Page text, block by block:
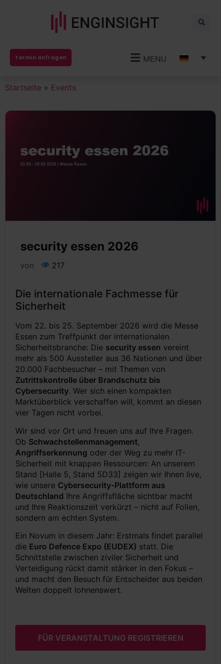
Termin anfragen MENU
Startseite » Events
security essen 2026
von 217
Die internationale Fachmesse für
Sicherheit
Vom 22. bis 25. September 2026 wird die Messe
Essen zum Treffpunkt der internationalen
Sicherheitsbranche: Die security essen vereint
mehr als 500 Aussteller aus 36 Nationen und über
20.000 Fachbesucher – mit Themen von
Zutrittskontrolle über Brandschutz bis
Cybersecurity. Wer sich einen kompakten
Marktüberblick verschaffen will, kommt an diesen
vier Tagen nicht vorbei.
Wir sind vor Ort und freuen uns auf Ihre Fragen.
Ob Schwachstellenmanagement,
Angriffserkennung oder der Weg zu mehr IT-
Sicherheit mit knappen Ressourcen: An unserem
Stand [Halle 5, Stand 5D33] zeigen wir Ihnen live,
wie unsere Cybersecurity-Plattform aus
Deutschland Ihre Angriffsfläche sichtbar macht
und Ihre Reaktionszeit verkürzt – nicht auf Folien,
sondern am echten System.
Ein Novum in diesem Jahr: Erstmals findet parallel
die Euro Defence Expo (EUDEX) statt. Die
Schnittstelle zwischen ziviler Sicherheit und
Verteidigung rückt damit stärker in den Fokus –
und macht den Besuch für Entscheider aus beiden
Welten doppelt lohnenswert.
FÜR VERANSTALTUNG REGISTRIEREN